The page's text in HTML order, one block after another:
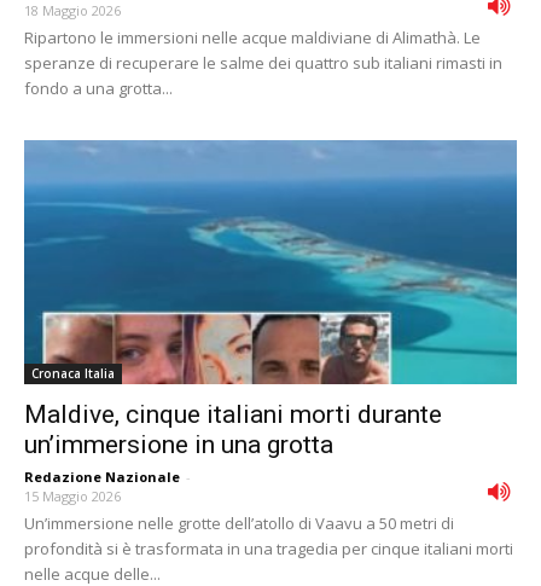
18 Maggio 2026
Ripartono le immersioni nelle acque maldiviane di Alimathà. Le
speranze di recuperare le salme dei quattro sub italiani rimasti in
fondo a una grotta...
Cronaca Italia
Maldive, cinque italiani morti durante
un’immersione in una grotta
Redazione Nazionale -
15 Maggio 2026
Un’immersione nelle grotte dell’atollo di Vaavu a 50 metri di
profondità si è trasformata in una tragedia per cinque italiani morti
nelle acque delle...